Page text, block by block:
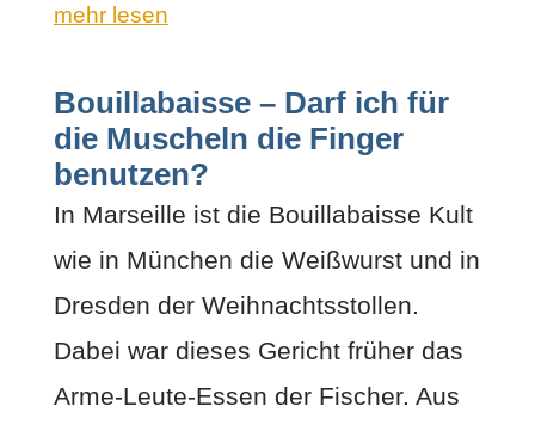
mehr lesen
Bouillabaisse – Darf ich für
die Muscheln die Finger
benutzen?
In Marseille ist die Bouillabaisse Kult
wie in München die Weißwurst und in
Dresden der Weihnachtsstollen.
Dabei war dieses Gericht früher das
Arme-Leute-Essen der Fischer. Aus